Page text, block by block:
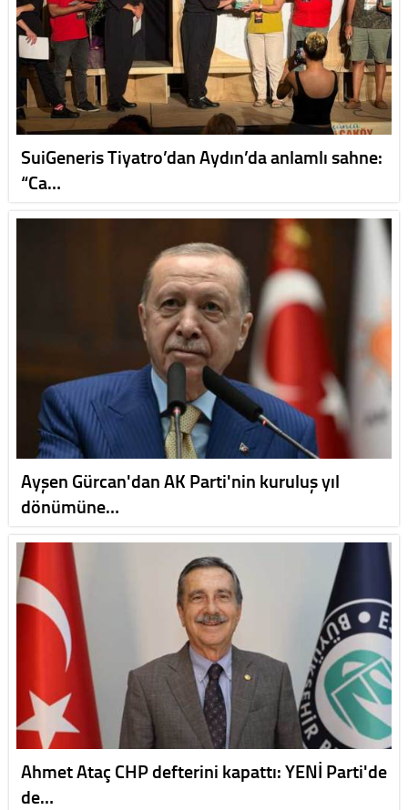
SuiGeneris Tiyatro’dan Aydın’da anlamlı sahne:
“Ca…
Ayşen Gürcan'dan AK Parti'nin kuruluş yıl
dönümüne…
Ahmet Ataç CHP defterini kapattı: YENİ Parti'de
de…